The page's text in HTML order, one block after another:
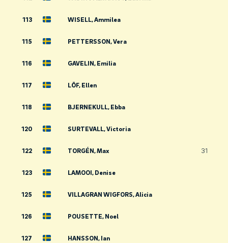
113 WISELL, Ammilea
115 PETTERSSON, Vera
116 GAVELIN, Emilia
117 LÖF, Ellen
118 BJERNEKULL, Ebba
120 SURTEVALL, Victoria
122 TORGÉN, Max 31
123 LAMOOI, Denise
125 VILLAGRAN WIGFORS, Alicia
126 POUSETTE, Noel
127 HANSSON, Ian